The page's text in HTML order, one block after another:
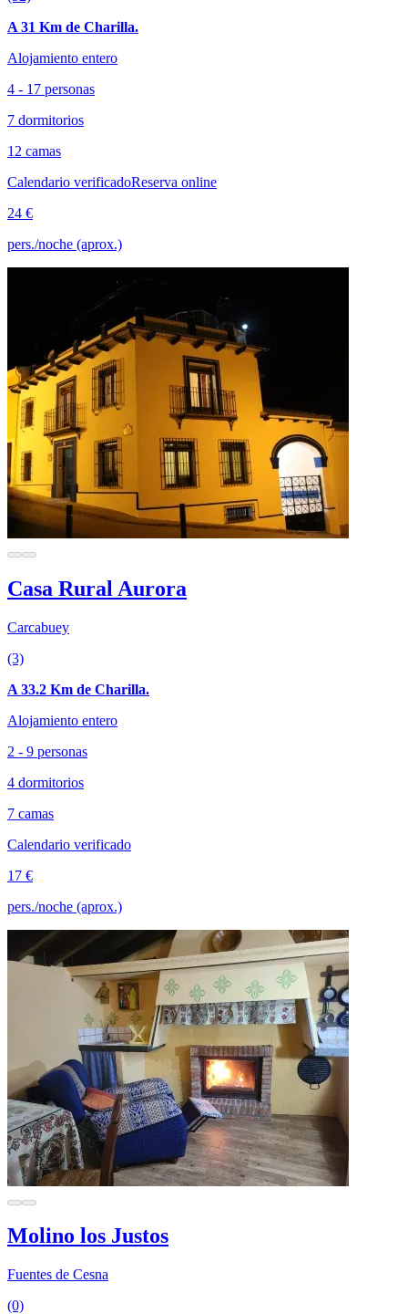
A 31 Km de Charilla.
Alojamiento entero
4 - 17 personas
7 dormitorios
12 camas
Calendario verificadoReserva online
24 €
pers./noche (aprox.)
Casa Rural Aurora
Carcabuey
(3)
A 33.2 Km de Charilla.
Alojamiento entero
2 - 9 personas
4 dormitorios
7 camas
Calendario verificado
17 €
pers./noche (aprox.)
Molino los Justos
Fuentes de Cesna
(0)